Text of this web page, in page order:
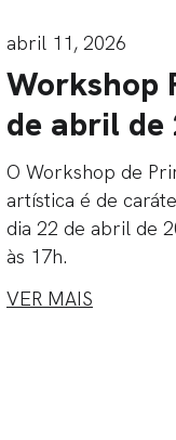
abril 11, 2026
Workshop
de abril de
O Workshop de
artística é de
dia 22 de abril de
às 17h.
VER MAIS